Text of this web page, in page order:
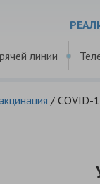
линии
/ COVID-